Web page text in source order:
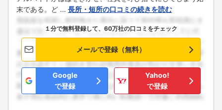
末である。ど ... 長所・短所の口コミの続きを読む
１分で無料登録して、60万社の口コミをチェック
メールで登録（無料）
Google
で登録
Yahoo!
で登録